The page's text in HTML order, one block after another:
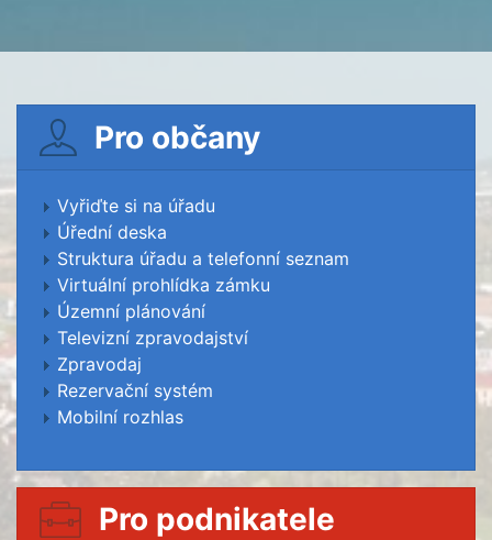
Pro občany
Vyřiďte si na úřadu
Úřední deska
Struktura úřadu a telefonní seznam
Virtuální prohlídka zámku
Územní plánování
Televizní zpravodajství
Zpravodaj
Rezervační systém
Mobilní rozhlas
Pro podnikatele